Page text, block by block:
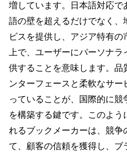
増しています。日本語対応で
語の壁を超えるだけでなく、
ビスを提供し、アジア特有の
上で、ユーザーにパーソナラ
供することを意味します。品
ンターフェースと柔軟なサー
っていることが、国際的に競
を構築する鍵です。このよう
れるブックメーカーは、競争
て、顧客の信頼を獲得し、ブ